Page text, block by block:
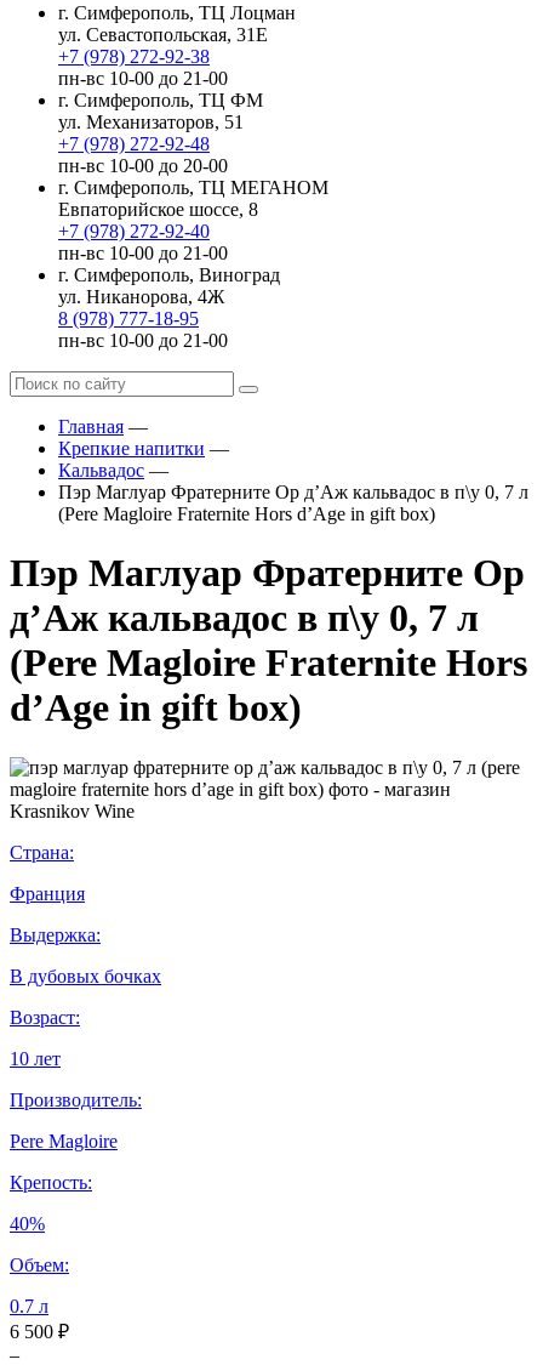
г. Симферополь, ТЦ Лоцман
ул. Севастопольская, 31Е
+7 (978) 272-92-38
пн-вс 10-00 до 21-00
г. Симферополь, ТЦ ФМ
ул. Механизаторов, 51
+7 (978) 272-92-48
пн-вс 10-00 до 20-00
г. Симферополь, ТЦ МЕГАНОМ
Евпаторийское шоссе, 8
+7 (978) 272-92-40
пн-вс 10-00 до 21-00
г. Симферополь, Виноград
ул. Никанорова, 4Ж
8 (978) 777-18-95
пн-вс 10-00 до 21-00
Главная —
Крепкие напитки —
Кальвадос —
Пэр Маглуар Фратерните Ор д’Аж кальвадос в п\у 0, 7 л
(Pere Magloire Fraternite Hors d’Age in gift box)
Пэр Маглуар Фратерните Ор
д’Аж кальвадос в п\у 0, 7 л
(Pere Magloire Fraternite Hors
d’Age in gift box)
Страна:
Франция
Выдержка:
В дубовых бочках
Возраст:
10 лет
Производитель:
Pere Magloire
Крепость:
40%
Объем:
0.7 л
6 500 ₽
–